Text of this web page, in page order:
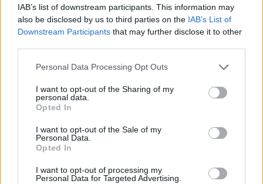
IAB’s list of downstream participants. This information may
also be disclosed by us to third parties on the IAB’s List of
Downstream Participants that may further disclose it to other
Personal Data Processing Opt Outs
I want to opt-out of the Sharing of my
personal data.
Opted In
I want to opt-out of the Sale of my
Personal Data.
Opted In
I want to opt-out of processing my
Personal Data for Targeted Advertising.
ΔΙΕΘΝΉ
Η Ουάσινγκτον ψάχνει νέα ηγεσία για
την Κούβα, ενώ αυξάνει την πίεση
Η αυξανόμενη πίεση των ΗΠΑ προς την Κούβα
συνοδεύεται από μια παράλληλη, πιο αθόρυβη αναζήτηση
για πρόσωπο που θα μπορούσε να αναλάβει την εξουσία,
εφόσον η αμερικανική εκστρατεία ...
08 Αυγούστου 2026